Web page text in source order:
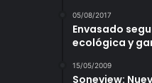
05/08/2017
Envasado
ecológica y
15/05/2009
Soneview: